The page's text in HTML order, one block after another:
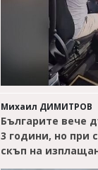
Михаил ДИМИТРОВ
Българите вече
3 години, но при
скъп на